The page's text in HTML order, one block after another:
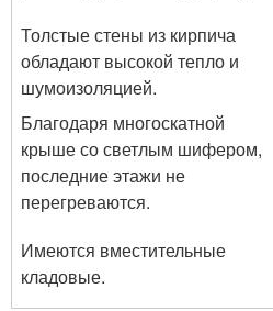
Толстые стены из кирпича
обладают высокой тепло и
шумоизоляцией.
Благодаря многоскатной
крыше со светлым шифером,
последние этажи не
перегреваются.
Имеются вместительные
кладовые.